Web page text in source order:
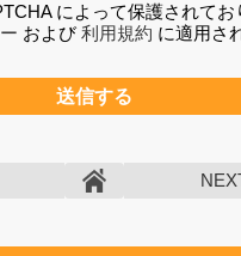
によって保護されてお
および利用規約 に適用さ